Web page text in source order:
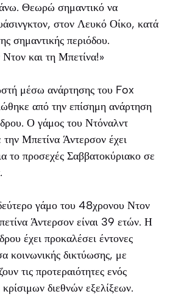
Θεωρώ σημαντικό να
στον Λευκό Οίκο, κατά
σημαντικής περιόδου.
και τη Μπετίνα!»
μέσω ανάρτησης του Fox
από την επίσημη ανάρτηση
Ο γάμος του Ντόναλντ
Μπετίνα Άντερσον έχει
το προσεχές Σαββατοκύριακο σε
γάμο του 48χρονου Ντον
Άντερσον είναι 39 ετών. Η
έχει προκαλέσει έντονες
κοινωνικής δικτύωσης, με
τις προτεραιότητες ενός
διεθνών εξελίξεων.